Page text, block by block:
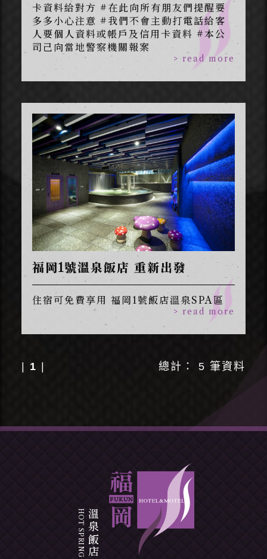
卡資料給對方 #在此向所有朋友們提醒要
多多小心注意 #我們不會主動打電話給客
人要個人資料或帳戶及信用卡資料 #本公
司己向當地警察機關報案
> read more
福岡1號溫泉飯店 重新出發
住宿可免費享用 福岡1號飯店溫泉SPA區
> read more
1 總計： 5 筆資料
溫泉飯店